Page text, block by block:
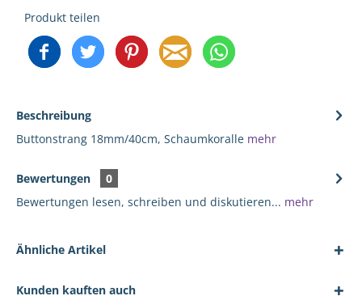
Produkt teilen
Beschreibung
Buttonstrang 18mm/40cm, Schaumkoralle mehr
Bewertungen
0
Bewertungen lesen, schreiben und diskutieren... mehr
Ähnliche Artikel
Kunden kauften auch